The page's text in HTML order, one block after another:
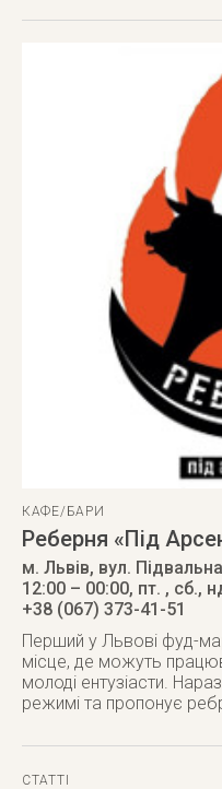
КАФЕ/БАРИ
Реберня «Під
м. Львів, вул.
12:00 – 00:00, пт. , сб.,
+38 (067) 373-41-51
Перший у Львові фуд-
місце, де можуть
молоді ентузіасти.
режимі та пропонує
СТАТТІ